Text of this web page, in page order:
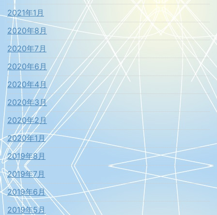
2021年1月
2020年8月
2020年7月
2020年6月
2020年4月
2020年3月
2020年2月
2020年1月
2019年8月
2019年7月
2019年6月
2019年5月